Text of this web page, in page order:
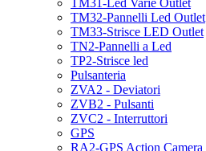
TM31-Led Varie Outlet
TM32-Pannelli Led Outlet
TM33-Strisce LED Outlet
TN2-Pannelli a Led
TP2-Strisce led
Pulsanteria
ZVA2 - Deviatori
ZVB2 - Pulsanti
ZVC2 - Interruttori
GPS
RA2-GPS Action Camera